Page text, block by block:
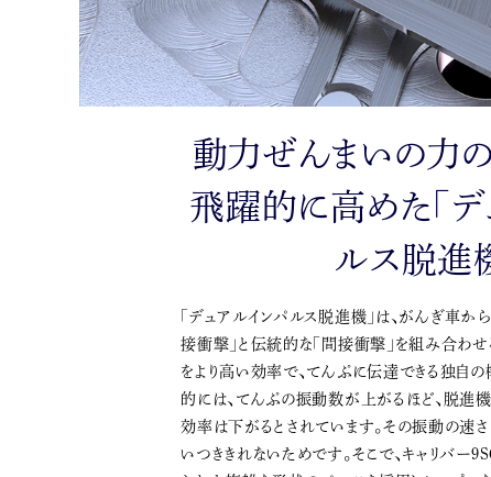
動力ぜんまいの力
飛躍的に高めた「デ
ルス脱進
「デュアルインパルス脱進機」は、がんぎ車か
接衝撃」と伝統的な「間接衝撃」を組み合わせ
をより高い効率で、てんぷに伝達できる独自
的には、てんぷの振動数が上がるほど、脱進
効率は下がるとされています。その振動の速
いつききれないためです。そこで、キャリバー